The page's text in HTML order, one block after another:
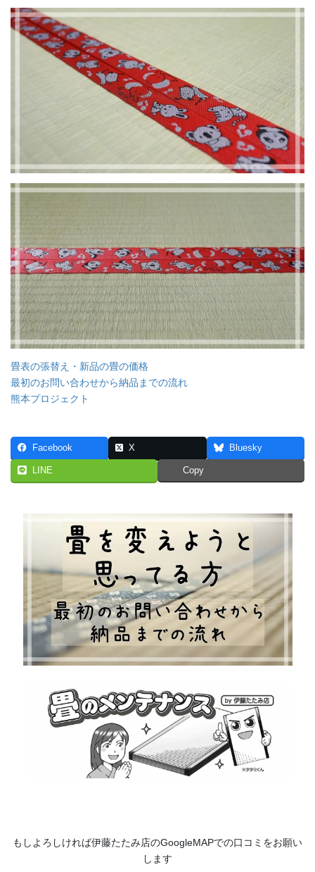
畳表の張替え・新品の畳の価格
最初のお問い合わせから納品までの流れ
熊本プロジェクト
Facebook X Bluesky
LINE Copy
もしよろしければ伊藤たたみ店のGoogleMAPでの口コミをお願い
します